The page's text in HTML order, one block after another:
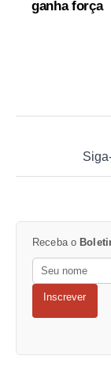
ganha força
Receba o
Inscrever